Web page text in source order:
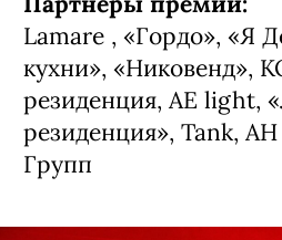
Компания «Гордо
Генеральный
«ГорСтрой»